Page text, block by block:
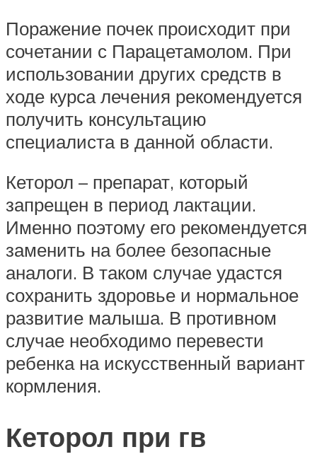
Поражение почек происходит при
сочетании с Парацетамолом. При
использовании других средств в
ходе курса лечения рекомендуется
получить консультацию
специалиста в данной области.
Кеторол – препарат, который
запрещен в период лактации.
Именно поэтому его рекомендуется
заменить на более безопасные
аналоги. В таком случае удастся
сохранить здоровье и нормальное
развитие малыша. В противном
случае необходимо перевести
ребенка на искусственный вариант
кормления.
Кеторол при гв